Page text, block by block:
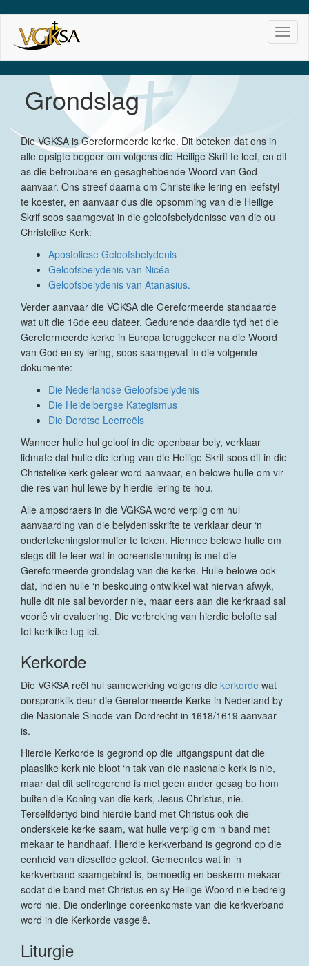
main
content
Grondslag
Die VGKSA is Gereformeerde kerke. Dit beteken dat ons in
alle opsigte begeer om volgens die Heilige Skrif te leef, en dit
as die betroubare en gesaghebbende Woord van God
aanvaar. Ons streef daarna om Christelike lering en leefstyl
te koester, en aanvaar dus die opsomming van die Heilige
Skrif soos saamgevat in die geloofsbelydenisse van die ou
Christelike Kerk:
Apostoliese Geloofsbelydenis
Geloofsbelydenis van Nicéa
Geloofsbelydenis van Atanasius.
Verder aanvaar die VGKSA die Gereformeerde standaarde
wat uit die 16de eeu dateer. Gedurende daardie tyd het die
Gereformeerde kerke in Europa teruggekeer na die Woord
van God en sy lering, soos saamgevat in die volgende
dokumente:
Die Nederlandse Geloofsbelydenis
Die Heidelbergse Kategismus
Die Dordtse Leerreëls
Wanneer hulle hul geloof in die openbaar bely, verklaar
lidmate dat hulle die lering van die Heilige Skrif soos dit in die
Christelike kerk geleer word aanvaar, en belowe hulle om vir
die res van hul lewe by hierdie lering te hou.
Alle ampsdraers in die VGKSA word verplig om hul
aanvaarding van die belydenisskrifte te verklaar deur ‘n
ondertekeningsformulier te teken. Hiermee belowe hulle om
slegs dit te leer wat in ooreenstemming is met die
Gereformeerde grondslag van die kerke. Hulle belowe ook
dat, indien hulle ‘n beskouing ontwikkel wat hiervan afwyk,
hulle dit nie sal bevorder nie, maar eers aan die kerkraad sal
voorlê vir evaluering. Die verbreking van hierdie belofte sal
tot kerklike tug lei.
Kerkorde
Die VGKSA reël hul samewerking volgens die kerkorde wat
oorspronklik deur die Gereformeerde Kerke in Nederland by
die Nasionale Sinode van Dordrecht in 1618/1619 aanvaar
is.
Hierdie Kerkorde is gegrond op die uitgangspunt dat die
plaaslike kerk nie bloot ‘n tak van die nasionale kerk is nie,
maar dat dit selfregerend is met geen ander gesag bo hom
buiten die Koning van die kerk, Jesus Christus, nie.
Terselfdertyd bind hierdie band met Christus ook die
onderskeie kerke saam, wat hulle verplig om ‘n band met
mekaar te handhaaf. Hierdie kerkverband is gegrond op die
eenheid van dieselfde geloof. Gemeentes wat in ‘n
kerkverband saamgebind is, bemoedig en beskerm mekaar
sodat die band met Christus en sy Heilige Woord nie bedreig
word nie. Die onderlinge ooreenkomste van die kerkverband
word in die Kerkorde vasgelê.
Liturgie